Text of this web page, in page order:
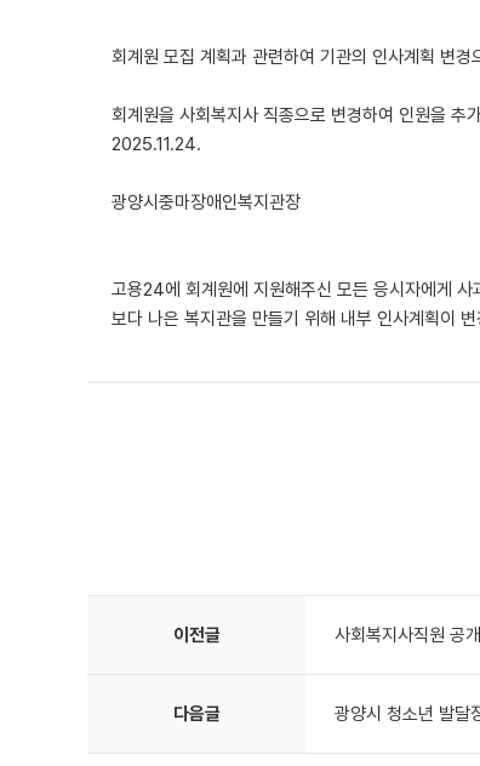
회계원 모집 계획과 관련하여 기관의 인사계획 변
회계원을 사회복지사 직종으로 변경하여 인원을 추
2025.11.24.
광양시중마장애인복지관장
고용24에 회계원에 지원해주신 모든 응시자에게 사
보다 나은 복지관을 만들기 위해 내부 인사계획이
이전글 사회복지사직원 공
다음글 광양시 청소년 발달